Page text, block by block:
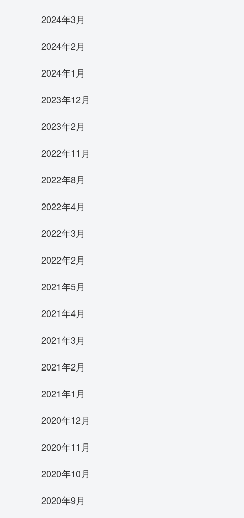
2024年3月
2024年2月
2024年1月
2023年12月
2023年2月
2022年11月
2022年8月
2022年4月
2022年3月
2022年2月
2021年5月
2021年4月
2021年3月
2021年2月
2021年1月
2020年12月
2020年11月
2020年10月
2020年9月